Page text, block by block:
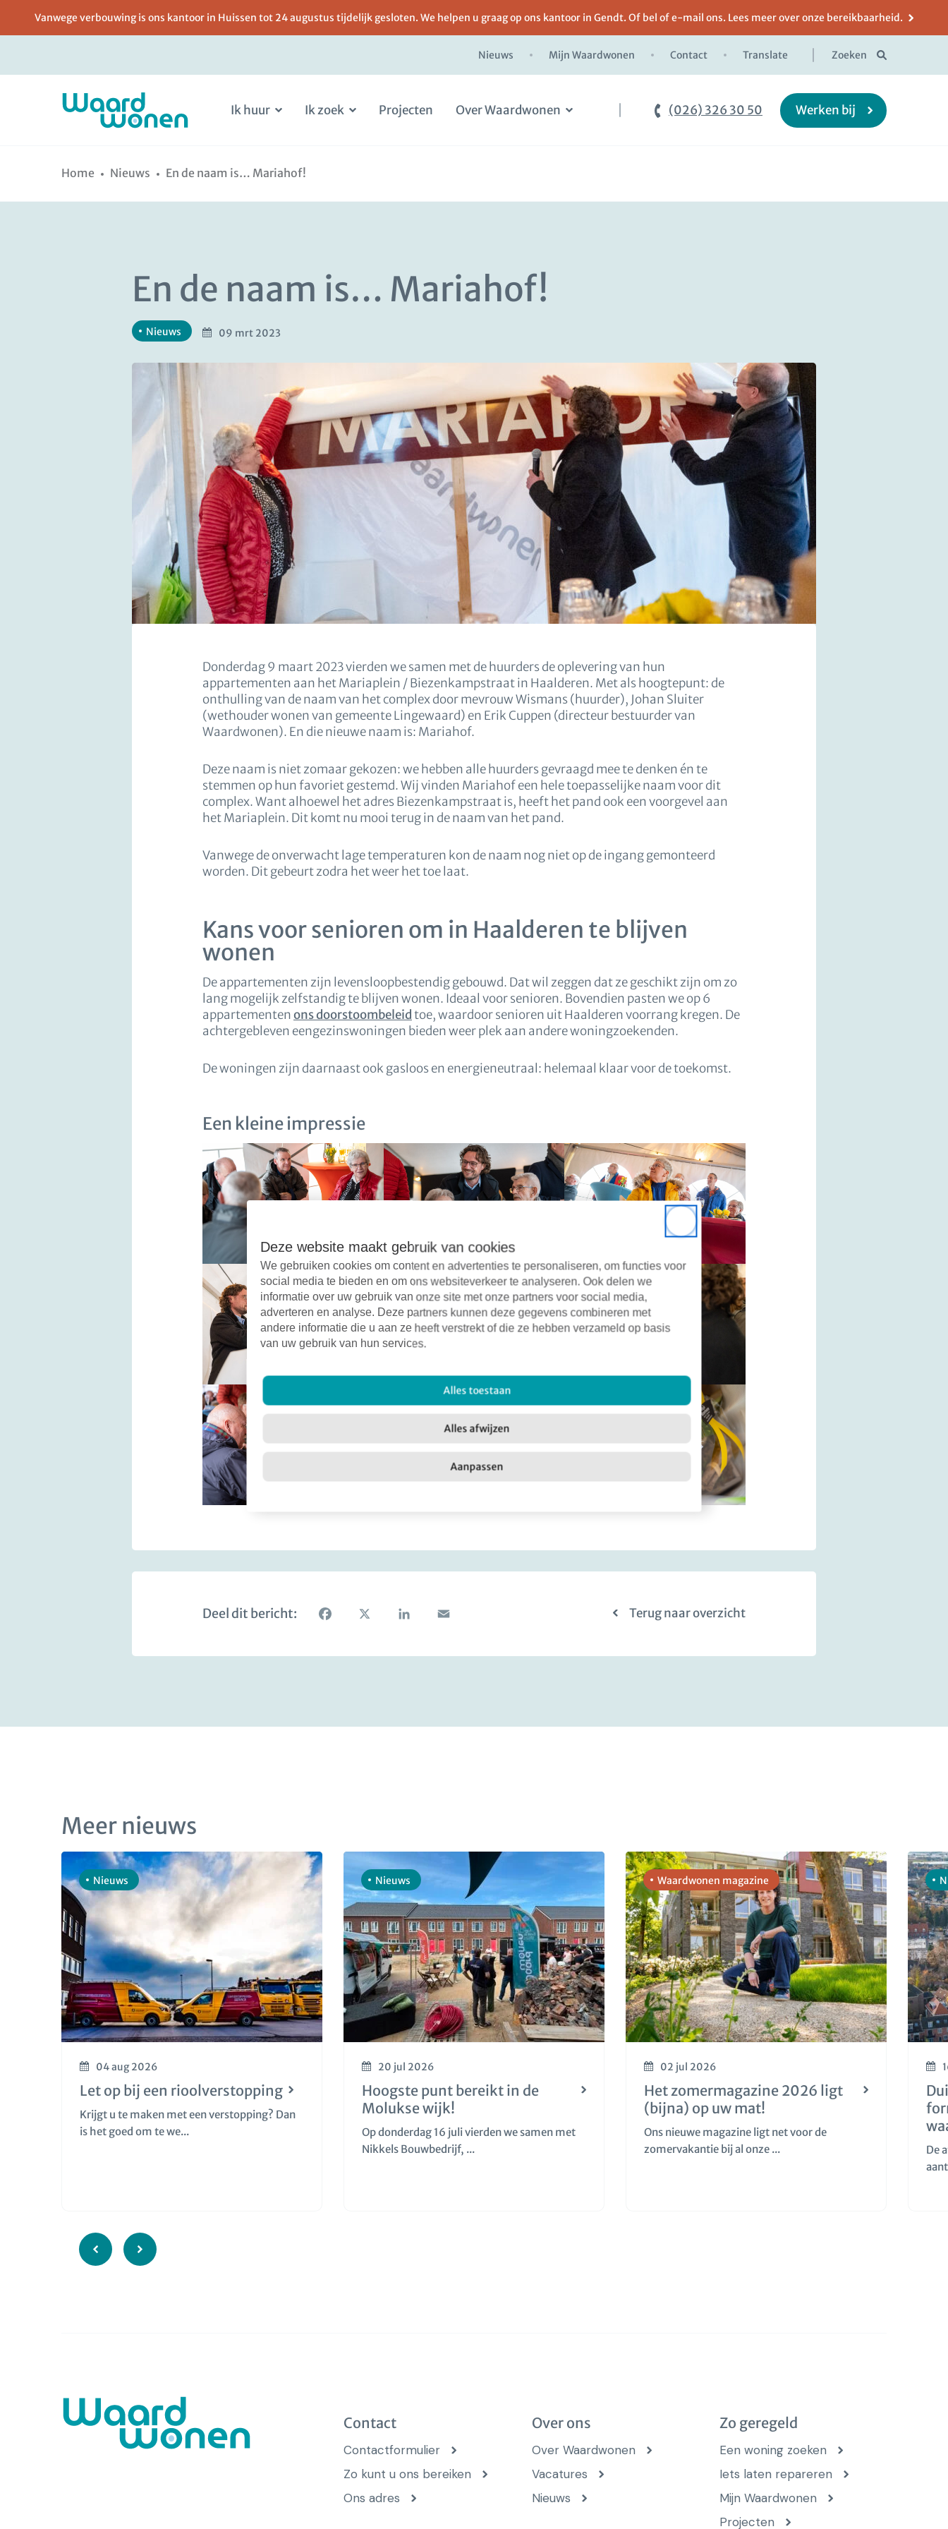
Close
Deze website maakt gebruik van cookies
We gebruiken cookies om content en advertenties te personaliseren, om functies voor
social media te bieden en om ons websiteverkeer te analyseren. Ook delen we
informatie over uw gebruik van onze site met onze partners voor social media,
adverteren en analyse. Deze partners kunnen deze gegevens combineren met
andere informatie die u aan ze heeft verstrekt of die ze hebben verzameld op basis
van uw gebruik van hun services.
Alles toestaan
Alles afwijzen
Aanpassen
inhoud
navigatie
Vanwege verbouwing is ons kantoor in Huissen tot 24 augustus tijdelijk gesloten. We helpen u graag op ons kantoor in Gendt. Of bel of e-mail ons. Lees meer over onze bereikbaarheid.
Nieuws Mijn Waardwonen Contact Translate Zoeken
Ik huur Ik zoek Projecten Over Waardwonen (026) 326 30 50 Werken bij
Home Nieuws En de naam is… Mariahof!
En de naam is… Mariahof!
Nieuws 09 mrt 2023
Donderdag 9 maart 2023 vierden we samen met de huurders de oplevering van hun
appartementen aan het Mariaplein / Biezenkampstraat in Haalderen. Met als hoogtepunt: de
onthulling van de naam van het complex door mevrouw Wismans (huurder), Johan Sluiter
(wethouder wonen van gemeente Lingewaard) en Erik Cuppen (directeur bestuurder van
Waardwonen). En die nieuwe naam is: Mariahof.
Deze naam is niet zomaar gekozen: we hebben alle huurders gevraagd mee te denken én te
stemmen op hun favoriet gestemd. Wij vinden Mariahof een hele toepasselijke naam voor dit
complex. Want alhoewel het adres Biezenkampstraat is, heeft het pand ook een voorgevel aan
het Mariaplein. Dit komt nu mooi terug in de naam van het pand.
Vanwege de onverwacht lage temperaturen kon de naam nog niet op de ingang gemonteerd
worden. Dit gebeurt zodra het weer het toe laat.
Kans voor senioren om in Haalderen te blijven
wonen
De appartementen zijn levensloopbestendig gebouwd. Dat wil zeggen dat ze geschikt zijn om zo
lang mogelijk zelfstandig te blijven wonen. Ideaal voor senioren. Bovendien pasten we op 6
appartementenons doorstoombeleidtoe, waardoor senioren uit Haalderen voorrang kregen. De
achtergebleven eengezinswoningen bieden weer plek aan andere woningzoekenden.
De woningen zijn daarnaast ook gasloos en energieneutraal: helemaal klaar voor de toekomst.
Een kleine impressie
Deel dit bericht:
Facebook
X LinkedInEmail
Terug naar overzicht
Meer nieuws
Nieuws
04 aug 2026
Let op bij een rioolverstopping
Krijgt u te maken met een verstopping? Dan
is het goed om te we...
Nieuws
20 jul 2026
Hoogste punt bereikt in de
Molukse wijk!
Op donderdag 16 juli vierden we samen met
Nikkels Bouwbedrijf, ...
Waardwonen magazine
02 jul 2026
Het zomermagazine 2026 ligt
(bijna) op uw mat!
Ons nieuwe magazine ligt net voor de
zomervakantie bij al onze ...
De
Contact
Contactformulier
Zo kunt u ons bereiken
Ons adres
Over ons
Over Waardwonen
Vacatures
Nieuws
Zo geregeld
Een woning zoeken
Iets laten repareren
Mijn Waardwonen
Projecten